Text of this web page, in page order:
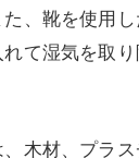
、靴を使用
て湿気を取り
木材、プラ